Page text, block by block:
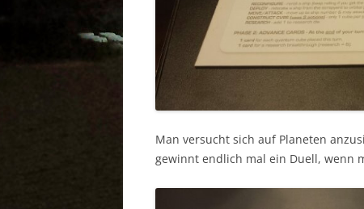
Man versucht sich auf Planeten
gewinnt endlich mal ein Duell, wenn